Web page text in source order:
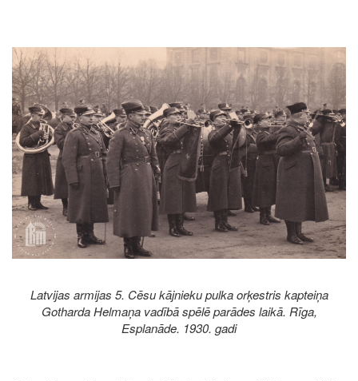
Image
Latvijas armijas 5. Cēsu kājnieku pulka orķestris kapteiņa
Gotharda Helmaņa vadībā spēlē parādes laikā. Rīga,
Esplanāde. 1930. gadi